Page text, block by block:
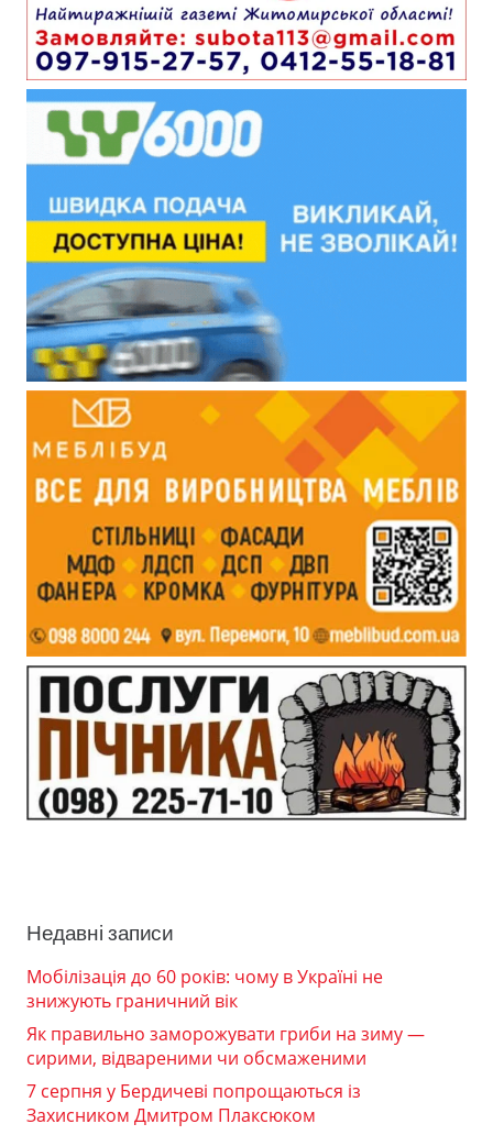
Недавні записи
Мобілізація до 60 років: чому в Україні не
знижують граничний вік
Як правильно заморожувати гриби на зиму —
сирими, відвареними чи обсмаженими
7 серпня у Бердичеві попрощаються із
Захисником Дмитром Плаксюком